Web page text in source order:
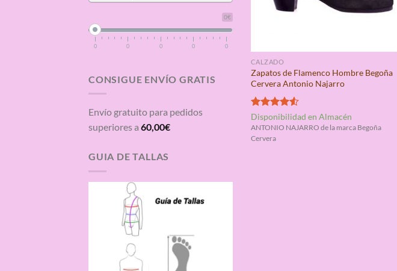
0€
0 0 0 0 0
CONSIGUE ENVÍO GRATIS
Envío gratuito para pedidos
superiores a 60,00€
GUIA DE TALLAS
CALZADO
Zapatos de Flamenco Hombre Begoña
Cervera Antonio Najarro
Valorado
con4.50
de 5
Disponibilidad en Almacén
ANTONIO NAJARRO de la marca Begoña
Cervera